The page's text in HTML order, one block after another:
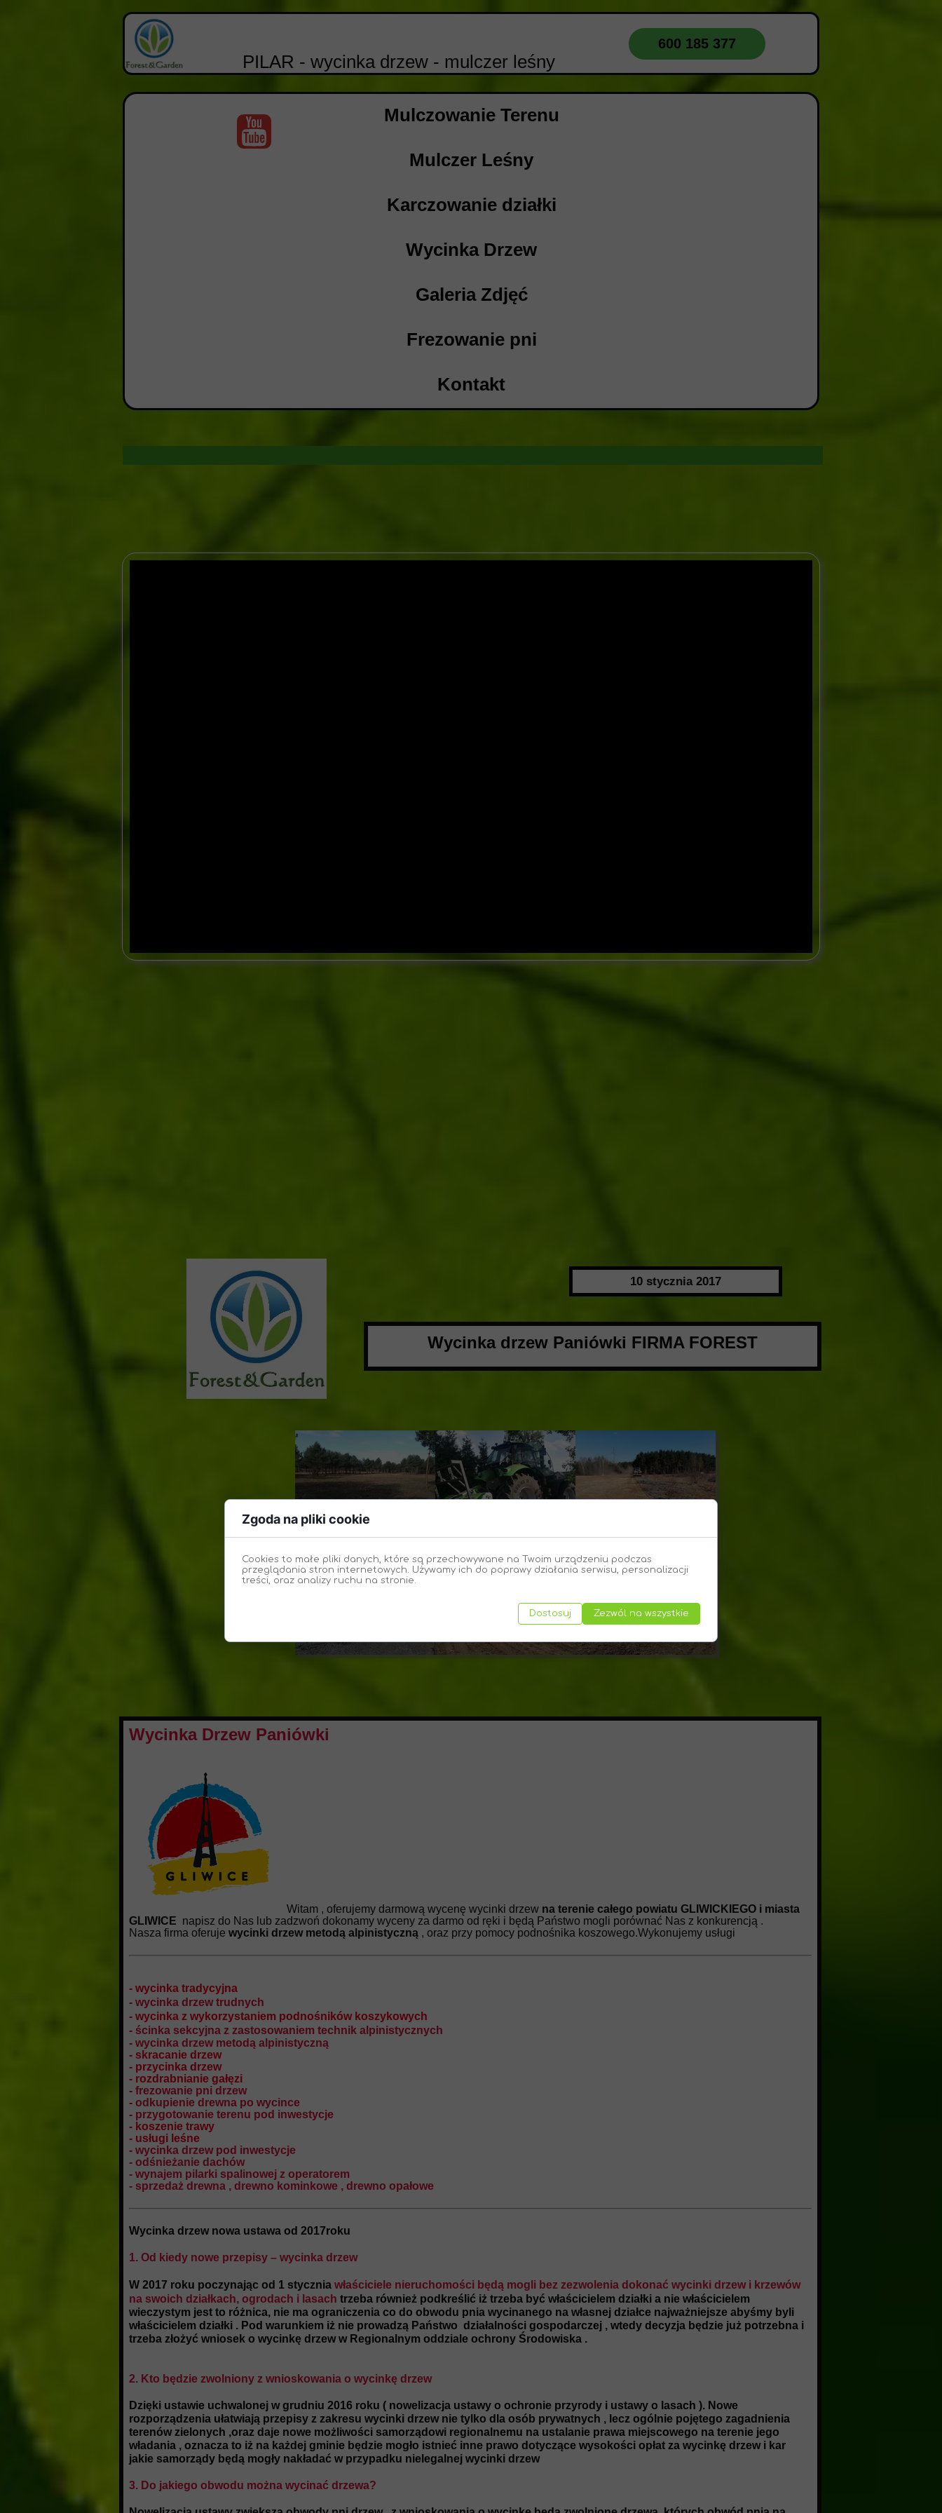
10 stycznia 2017
Wycinka Drzew Paniówki
Witam , oferujemy darmową wycenę wycinki drzew na terenie całego powiatu GLIWICKIEGO i miasta
GLIWICE napisz do Nas lub zadzwoń dokonamy wyceny za darmo od ręki i będą Państwo mogli porównać Nas z konkurencją .
Nasza firma oferuje wycinki drzew metodą alpinistyczną , oraz przy pomocy podnośnika koszowego.Wykonujemy usługi
- wycinka tradycyjna
- wycinka drzew trudnych
- wycinka z wykorzystaniem podnośników koszykowych
- ścinka sekcyjna z zastosowaniem technik alpinistycznych
- wycinka drzew metodą alpinistyczną
- skracanie drzew
- przycinka drzew
- rozdrabnianie gałęzi
- frezowanie pni drzew
- odkupienie drewna po wycince
- przygotowanie terenu pod inwestycje
- koszenie trawy
- usługi leśne
- wycinka drzew pod inwestycje
- odśnieżanie dachów
- wynajem pilarki spalinowej z operatorem
- sprzedaż drewna , drewno kominkowe , drewno opałowe
Wycinka drzew nowa ustawa od 2017roku
1. Od kiedy nowe przepisy – wycinka drzew
W 2017 roku poczynając od 1 stycznia właściciele nieruchomości będą mogli bez zezwolenia dokonać wycinki drzew i krzewów
na swoich działkach, ogrodach i lasach trzeba również podkreślić iż trzeba być właścicielem działki a nie właścicielem
wieczystym jest to różnica, nie ma ograniczenia co do obwodu pnia wycinanego na własnej działce najważniejsze abyśmy byli
właścicielem działki . Pod warunkiem iż nie prowadzą Państwo działalności gospodarczej , wtedy decyzja będzie już potrzebna i
trzeba złożyć wniosek o wycinkę drzew w Regionalnym oddziale ochrony Środowiska .
2. Kto będzie zwolniony z wnioskowania o wycinkę drzew
Dzięki ustawie uchwalonej w grudniu 2016 roku ( nowelizacja ustawy o ochronie przyrody i ustawy o lasach ). Nowe
rozporządzenia ułatwiają przepisy z zakresu wycinki drzew nie tylko dla osób prywatnych , lecz ogólnie pojętego zagadnienia
terenów zielonych ,oraz daje nowe możliwości samorządowi regionalnemu na ustalanie prawa miejscowego na terenie jego
władania , oznacza to iż na każdej gminie będzie mogło istnieć inne prawo dotyczące wysokości opłat za wycinkę drzew i kar
jakie samorządy będą mogły nakładać w przypadku nielegalnej wycinki drzew
3. Do jakiego obwodu można wycinać drzewa?
Wycinka drzew Paniówki FIRMA FOREST
600 185 377
PILAR - wycinka drzew - mulczer leśny
Mulczowanie Terenu
Mulczer Leśny
Karczowanie działki
Wycinka Drzew
Galeria Zdjęć
Frezowanie pni
Kontakt
Zgoda na pliki cookie
Cookies to małe pliki danych, które są przechowywane na Twoim urządzeniu podczas
przeglądania stron internetowych. Używamy ich do poprawy działania serwisu, personalizacji
treści, oraz analizy ruchu na stronie.
Dostosuj Zezwól na wszystkie